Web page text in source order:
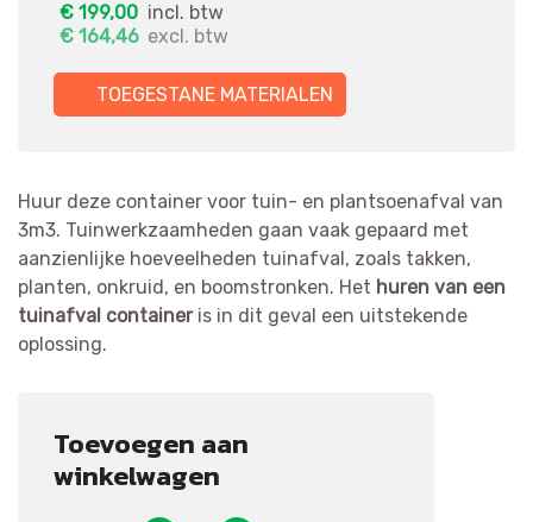
€ 199,00 incl. btw
€ 164,46 excl. btw
TOEGESTANE MATERIALEN
Huur deze container voor tuin- en plantsoenafval van
3m3. Tuinwerkzaamheden gaan vaak gepaard met
aanzienlijke hoeveelheden tuinafval, zoals takken,
planten, onkruid, en boomstronken. Het huren van een
tuinafval containeris in dit geval een uitstekende
oplossing.
Toevoegen aan
winkelwagen